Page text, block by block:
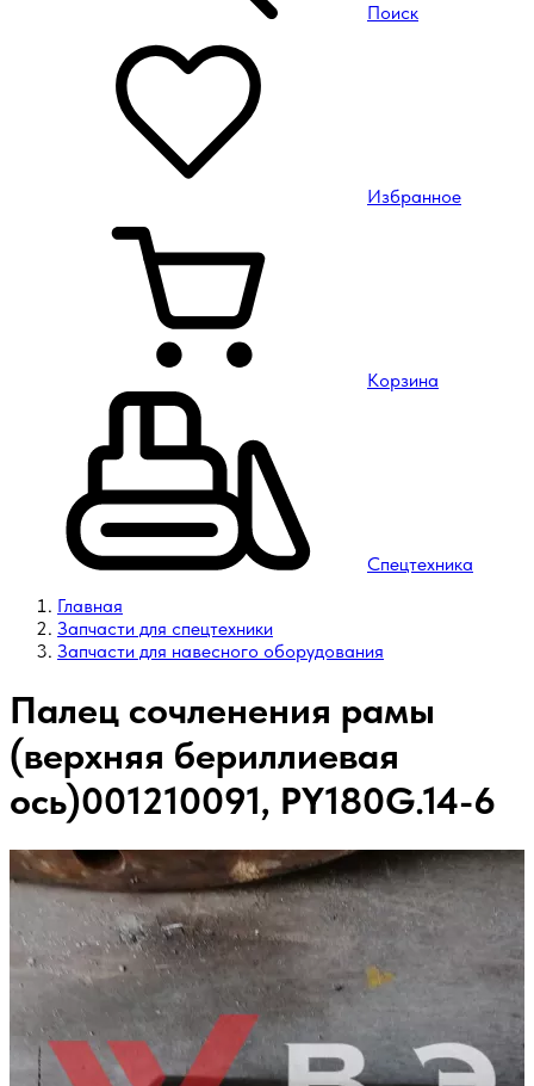
Поиск
Избранное
Корзина
Спецтехника
Главная
Запчасти для спецтехники
Запчасти для навесного оборудования
Палец сочленения рамы
(верхняя бериллиевая
ось)001210091, PY180G.14-6